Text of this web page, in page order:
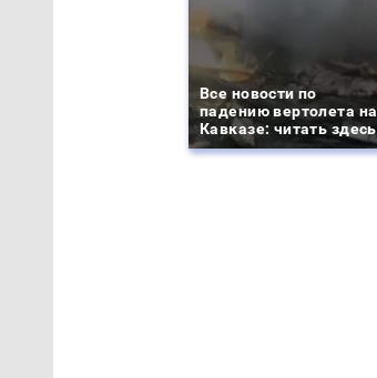
Все новости по
падению вертолета на
Кавказе: читать здесь